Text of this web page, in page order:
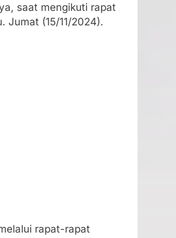
saat mengikuti rapat
Jumat (15/11/2024).
rapat-rapat